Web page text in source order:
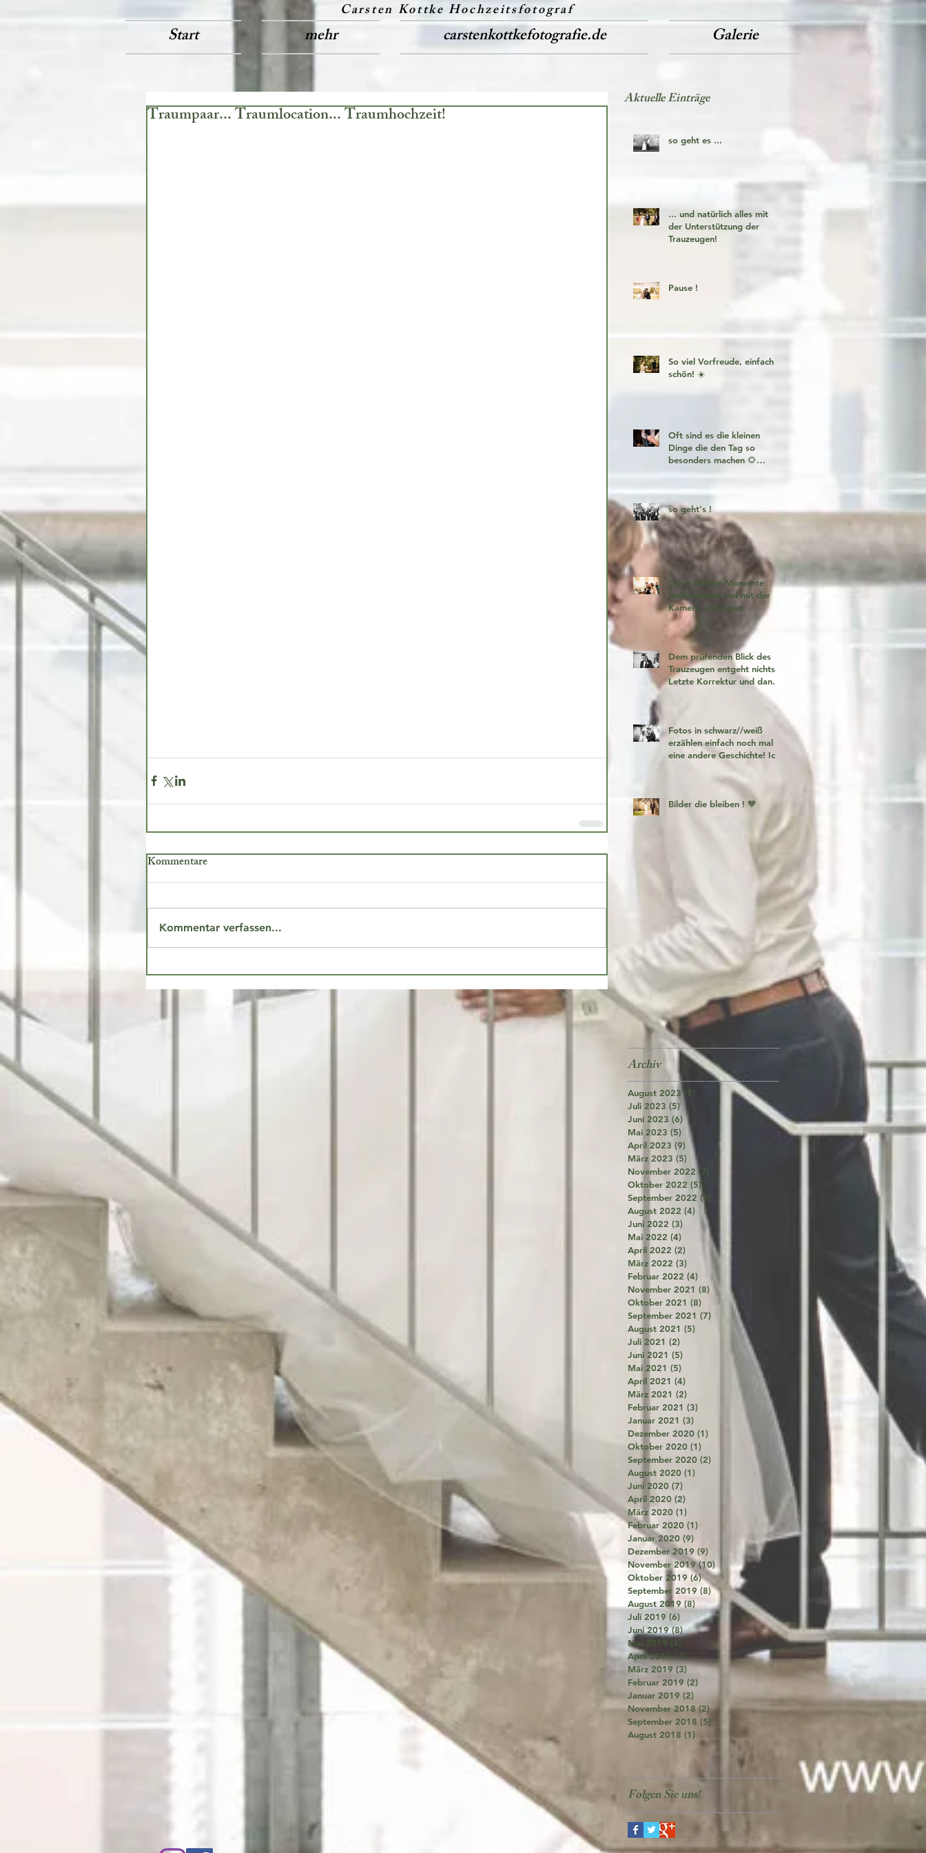
Carsten Kottke Hochzeitsfotograf
Start mehr carstenkottkefotografie.de Galerie
Traumpaar... Traumlocation... Traumhochzeit!
Kommentare
Kommentar verfassen...
Aktuelle Einträge
so geht es ...
... und natürlich alles mit
der Unterstützung der
Trauzeugen!
Pause !
So viel Vorfreude, einfach
schön! ☀️
Oft sind es die kleinen
Dinge die den Tag so
besonders machen 🌻
so geht's !
Diese kleinen Momente
wahrnehmen und mit der
Kamera einfangen.
Dem prüfenden Blick des
Trauzeugen entgeht nichts!
Letzte Korrektur und dann
Fotos in schwarz//weiß
erzählen einfach noch mal
eine andere Geschichte! Ich
Bilder die bleiben ! 🧡
Archiv
August 2023 (5) 5 Beiträge
Juli 2023 (5)5 Beiträge
Juni 2023 (6) 6 Beiträge
Mai 2023 (5) 5 Beiträge
April 2023 (9) 9 Beiträge
März 2023 (5) 5 Beiträge
November 2022 (7)
Oktober 2022 (5)
September 2022 (3)
August 2022 (4) 4 Beiträge
Juni 2022 (3) 3 Beiträge
Mai 2022 (4) 4 Beiträge
April 2022 (2) 2 Beiträge
März 2022 (3)
Februar 2022 (4)
November 2021 (8) 8 Beiträge
Oktober 2021 (8) 8 Beiträge
September 2021 (7) 7 Beiträge
August 2021 (5)
Juli 2021 (2)
Juni 2021 (5)
Mai 2021 (5)
April 2021 (4)
März 2021 (2)
Februar 2021 (3)
Januar 2021 (3)
Dezember 2020 (1)
Oktober 2020 (1)
September 2020 (2)
August 2020 (1)
Juni 2020 (7)
April 2020 (2)
März 2020 (1)
Februar 2020 (1)
Januar 2020 (9)
Dezember 2019 (9) 9 Beiträge
November 2019 (10) 10 Beiträge
Oktober 2019 (6)6 Beiträge
September 2019 (8)8 Beiträge
August 2019 (8) 8 Beiträge
Juli 2019 (6) 6 Beiträge
Juni 2019 (8)8 Beiträge
Mai 2019 (4)
April 2019 (3)
März 2019 (3)3 Beiträge
Februar 2019 (2)
Januar 2019 (2)
November 2018 (2)2 Beiträge
September 2018 (5)
August 2018 (1)
Folgen Sie uns!